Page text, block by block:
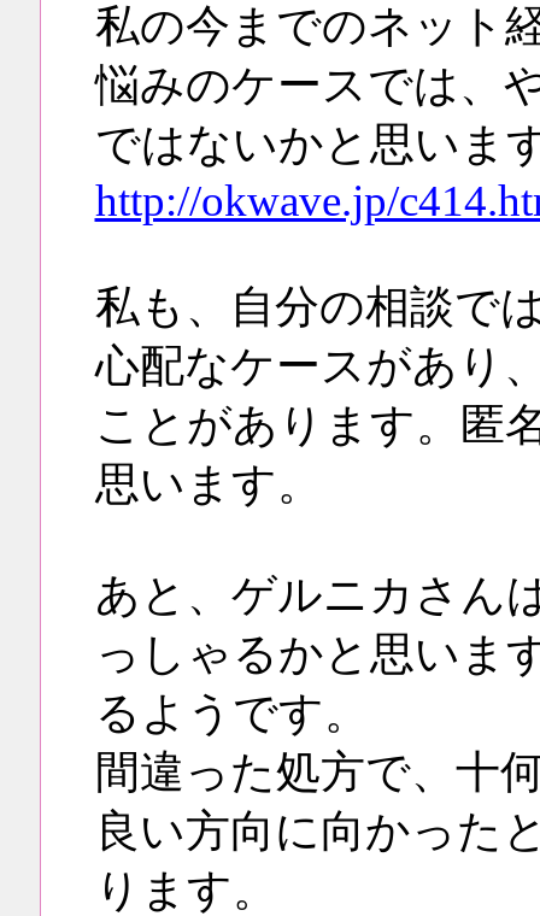
私の今までのネット
悩みのケースでは、
ではないかと思いま
http://okwave.jp/
私も、自分の相談で
心配なケースがあり
ことがあります。匿
思います。
あと、ゲルニカさん
っしゃるかと思いま
るようです。
間違った処方で、十
良い方向に向かった
ります。